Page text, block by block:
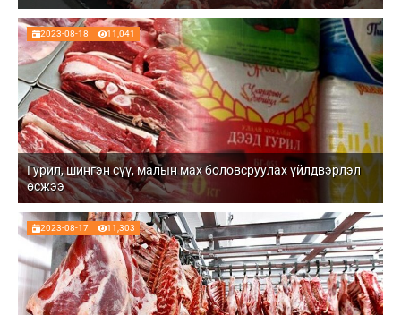
2023-08-18 11,041
Гурил, шингэн сүү, малын мах боловсруулах үйлдвэрлэл
өсжээ
2023-08-17 11,303